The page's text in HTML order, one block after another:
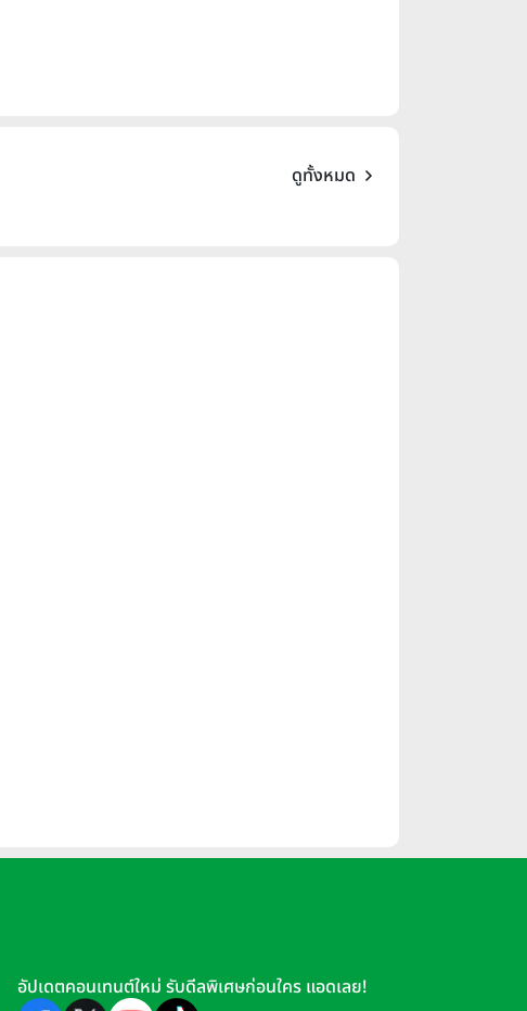
ดูทั้งหมด
อัปเดตคอนเทนต์ใหม่ รับดีลพิเศษก่อนใคร แอดเลย!